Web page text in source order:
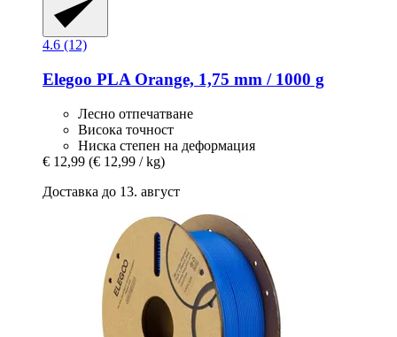
4.6 (12)
Elegoo PLA Orange, 1,75 mm / 1000 g
Лесно отпечатване
Висока точност
Ниска степен на деформация
€ 12,99 (€ 12,99 / kg)
Доставка до 13. август